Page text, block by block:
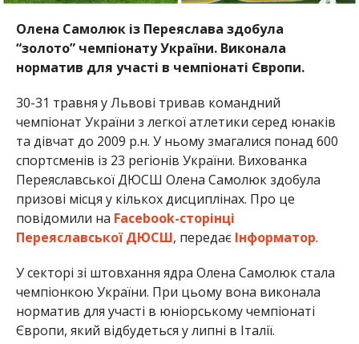
Олена Самолюк із Переяслава здобула
“золото” чемпіонату України. Виконала
норматив для участі в чемпіонаті Європи.
30-31 травня у Львові тривав командний
чемпіонат України з легкої атлетики серед юнаків
та дівчат до 2009 р.н. У ньому змагалися понад 600
спортсменів із 23 регіонів України. Вихованка
Переяславської ДЮСШ Олена Самолюк здобула
призові місця у кількох дисциплінах. Про це
повідомили на Facebook-сторінці
Переяславської ДЮСШ, передає Інформатор.
У секторі зі штовхання ядра Олена Самолюк стала
чемпіонкою України. При цьому вона виконала
норматив для участі в юніорському чемпіонаті
Європи, який відбудеться у липні в Італії.